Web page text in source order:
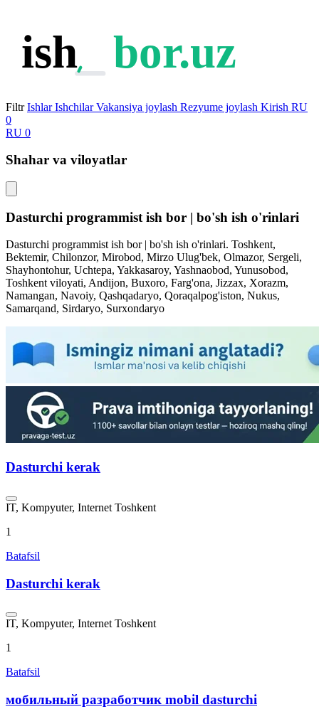
ish bor.uz
Filtr Ishlar Ishchilar Vakansiya joylash Rezyume joylash Kirish RU
0
RU 0
Shahar va viloyatlar
Dasturchi programmist ish bor | bo'sh ish o'rinlari
Dasturchi programmist ish bor | bo'sh ish o'rinlari. Toshkent,
Bektemir, Chilonzor, Mirobod, Mirzo Ulug'bek, Olmazor, Sergeli,
Shayhontohur, Uchtepa, Yakkasaroy, Yashnaobod, Yunusobod,
Toshkent viloyati, Andijon, Buxoro, Farg'ona, Jizzax, Xorazm,
Namangan, Navoiy, Qashqadaryo, Qoraqalpog'iston, Nukus,
Samarqand, Sirdaryo, Surxondaryo
Dasturchi kerak
IT, Kompyuter, Internet Toshkent
1
Batafsil
Dasturchi kerak
IT, Kompyuter, Internet Toshkent
1
Batafsil
мобильный разработчик mobil dasturchi